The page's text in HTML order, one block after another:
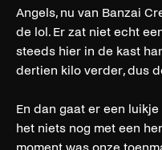
Angels, nu van Banzai
de lol. Er zat niet echt
steeds hier in de kast
dertien kilo verder, dus
En dan gaat er een
het niets nog met een